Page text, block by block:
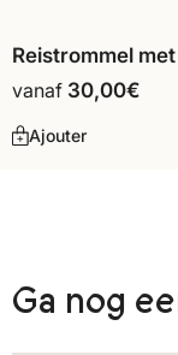
Reistrommel
vanaf 30,00€
Ajouter
Ga nog